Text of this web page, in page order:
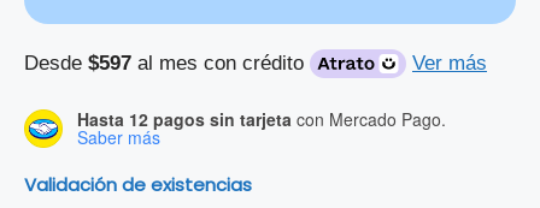
Desde $597 al mes con crédito Ver más
Hasta 12 pagos sin tarjeta con Mercado Pago.
Saber más
Validación de existencias